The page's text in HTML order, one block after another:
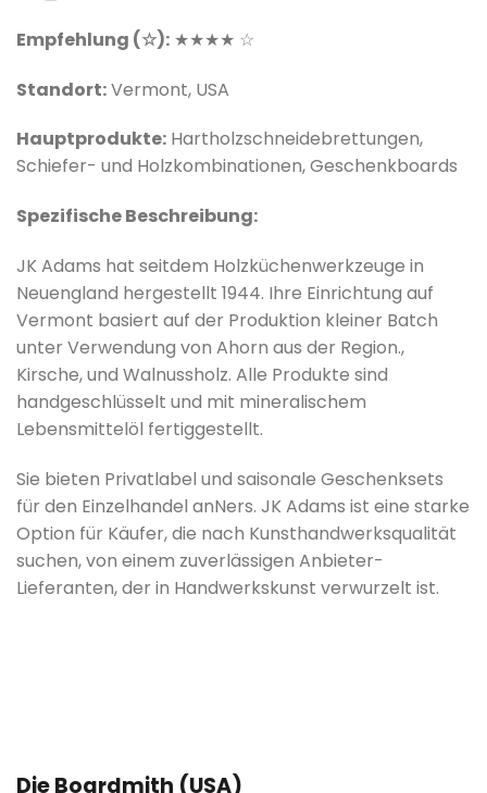
Empfehlung (☆): ★★★★ ☆
Standort:Vermont, USA
Hauptprodukte: Hartholzschneidebrettungen,
Schiefer- und Holzkombinationen, Geschenkboards
Spezifische Beschreibung:
JK Adams hat seitdem Holzküchenwerkzeuge in
Neuengland hergestellt 1944. Ihre Einrichtung auf
Vermont basiert auf der Produktion kleiner Batch
unter Verwendung von Ahorn aus der Region.,
Kirsche, und Walnussholz. Alle Produkte sind
handgeschlüsselt und mit mineralischem
Lebensmittelöl fertiggestellt.
Sie bieten Privatlabel und saisonale Geschenksets
für den Einzelhandel anNers. JK Adams ist eine starke
Option für Käufer, die nach Kunsthandwerksqualität
suchen, von einem zuverlässigen Anbieter-
Lieferanten, der in Handwerkskunst verwurzelt ist.
Die Boardmith (USA)